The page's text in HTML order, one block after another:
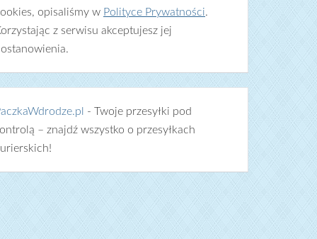
opisaliśmy w Polityce Prywatności.
z serwisu akceptujesz jej
- Twoje przesyłki pod
– znajdź wszystko o przesyłkach